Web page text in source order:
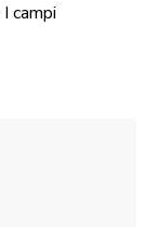
I campi